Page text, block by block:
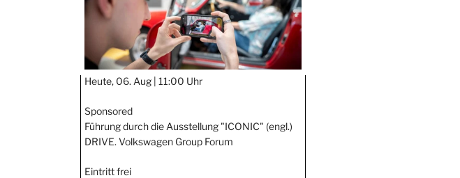
Heute, 06. Aug | 11:00 Uhr
Sponsored
Führung durch die Ausstellung "ICONIC" (engl.)
DRIVE. Volkswagen Group Forum
Eintritt frei